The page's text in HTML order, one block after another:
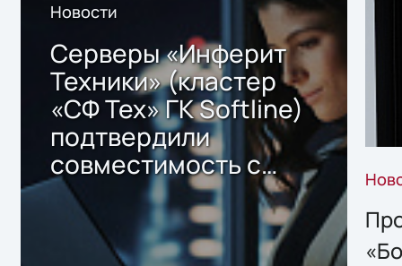
Новости
Серверы «Инферит
Техники» (кластер
«СФ Тех» ГК Softline)
подтвердили
совместимость с
решением Sharx
Storage 2.x для
хранения данных